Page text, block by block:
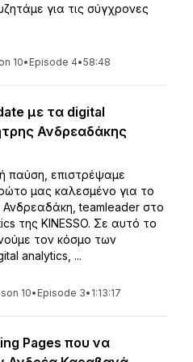
για τις σύγχρονες
10• Episode 4•58:48
με τα digital
Ανδρεαδάκης
παύση, επιστρέψαμε
μας καλεσμένο για το
teamleader στο
της KINESSO. Σε αυτό το
τον κόσμο των
analytics, ...
10• Episode 3• 1:13:17
Pages που να